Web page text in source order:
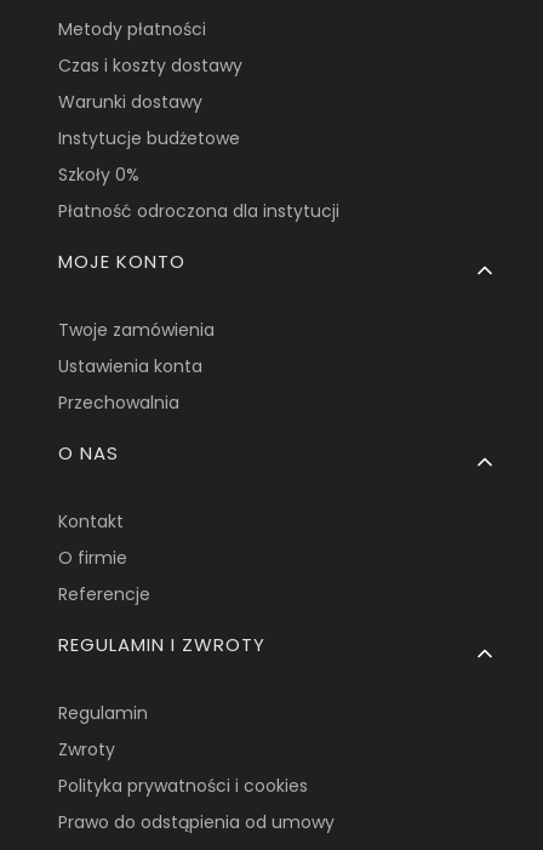
Metody płatności
Czas i koszty dostawy
Warunki dostawy
Instytucje budżetowe
Szkoły 0%
Płatność odroczona dla instytucji
MOJE KONTO
Twoje zamówienia
Ustawienia konta
Przechowalnia
O NAS
Kontakt
O firmie
Referencje
REGULAMIN I ZWROTY
Regulamin
Zwroty
Polityka prywatności i cookies
Prawo do odstąpienia od umowy